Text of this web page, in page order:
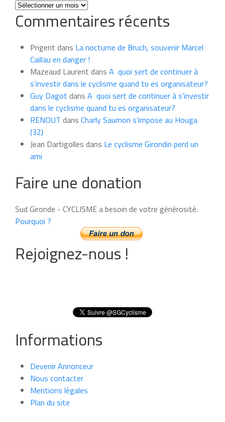
Toutes
les
news
mois
Commentaires récents
Prigent dans La nocturne de Bruch, souvenir Marcel
Caillau en danger !
Mazeaud Laurent dans A quoi sert de continuer à
s’investir dans le cyclisme quand tu es organisateur?
Guy Dagot dans A quoi sert de continuer à s’investir
dans le cyclisme quand tu es organisateur?
RENOUT dans Charly Saumon s’impose au Houga
(32)
Jean Dartigolles dans Le cyclisme Girondin perd un
ami
Faire une donation
Sud Gironde - CYCLISME a besoin de votre générosité.
Pourquoi ?
Rejoignez-nous !
Informations
Devenir Annonceur
Nous contacter
Mentions légales
Plan du site